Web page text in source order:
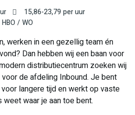
15,86-23,79per uur
HBO WO
werken in een gezellig team én
Dan hebben wij een baan voor
distributiecentrum zoeken wij
de afdeling Inbound. Je bent
langere tijd en werkt op vaste
waar je aan toe bent.